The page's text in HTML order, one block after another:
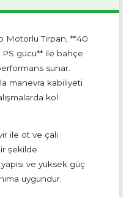
Motorlu Tırpan, **40
gücü** ile bahçe
sunar.
manevra kabiliyeti
kol
ile ot ve çalı
şekilde
ve yüksek güç
uygundur.